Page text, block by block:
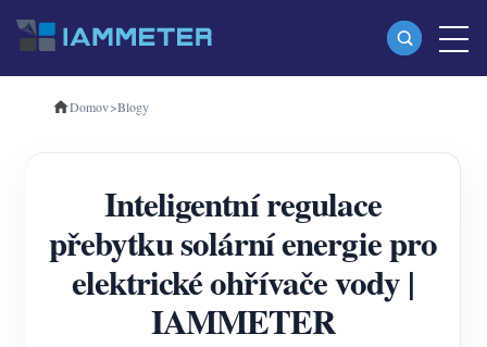
produkty
Třífázový Wi-Fi měřič energie (WEM3080T)
Třífázový Wi-Fi měřič energie (WEM3046T)
Třífázový Wi-Fi měřič energie (WEM3050T)
WiFi Power Controller
Domov>Blogy
Inteligentní regulace
přebytku solární energie pro
elektrické ohřívače vody |
IAMMETER